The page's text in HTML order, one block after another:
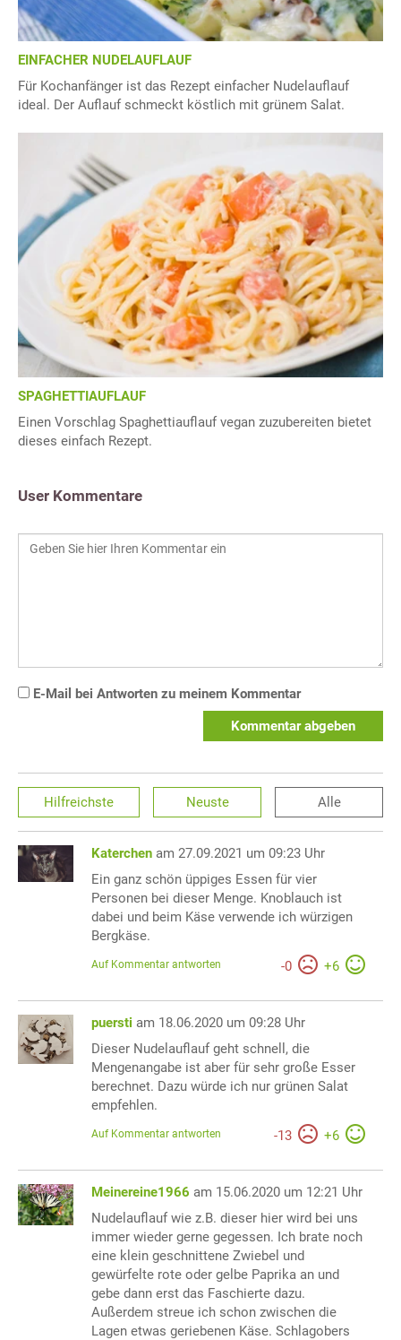
EINFACHER NUDELAUFLAUF
Für Kochanfänger ist das Rezept einfacher Nudelauflauf
ideal. Der Auflauf schmeckt köstlich mit grünem Salat.
SPAGHETTIAUFLAUF
Einen Vorschlag Spaghettiauflauf vegan zuzubereiten bietet
dieses einfach Rezept.
User Kommentare
E-Mail bei Antworten zu meinem Kommentar
Kommentar abgeben
Hilfreichste Neuste Alle
Katerchen am 27.09.2021 um 09:23 Uhr
Ein ganz schön üppiges Essen für vier
Personen bei dieser Menge. Knoblauch ist
dabei und beim Käse verwende ich würzigen
Bergkäse.
-0 +6
Auf Kommentar antworten
puersti am 18.06.2020 um 09:28 Uhr
Dieser Nudelauflauf geht schnell, die
Mengenangabe ist aber für sehr große Esser
berechnet. Dazu würde ich nur grünen Salat
empfehlen.
-13 +6
Auf Kommentar antworten
Meinereine1966 am 15.06.2020 um 12:21 Uhr
Nudelauflauf wie z.B. dieser hier wird bei uns
immer wieder gerne gegessen. Ich brate noch
eine klein geschnittene Zwiebel und
gewürfelte rote oder gelbe Paprika an und
gebe dann erst das Faschierte dazu.
Außerdem streue ich schon zwischen die
Lagen etwas geriebenen Käse. Schlagobers